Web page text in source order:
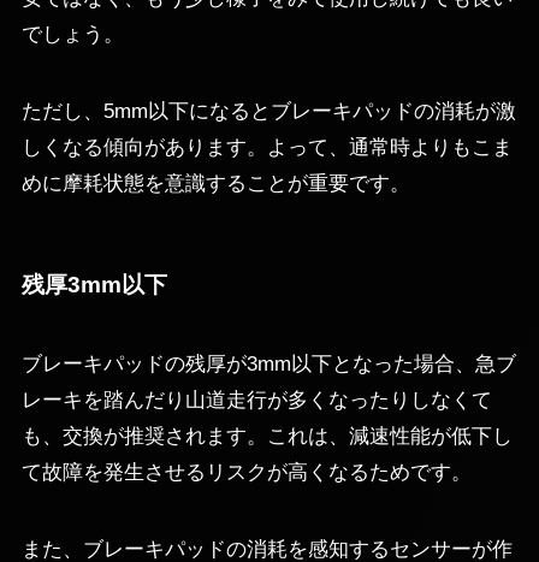
でしょう。
ただし、5mm以下になるとブレーキパッドの消耗が激
しくなる傾向があります。よって、通常時よりもこま
めに摩耗状態を意識することが重要です。
残厚3mm以下
ブレーキパッドの残厚が3mm以下となった場合、急ブ
レーキを踏んだり山道走行が多くなったりしなくて
も、交換が推奨されます。これは、減速性能が低下し
て故障を発生させるリスクが高くなるためです。
また、ブレーキパッドの消耗を感知するセンサーが作